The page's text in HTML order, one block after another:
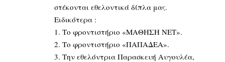
στέκονται εθελοντικά δίπλα μας.
Ειδικότερα :
1. Το φροντιστήριο «ΜΑΘΗΣΗ NET».
2. Το φροντιστήριο «ΠΑΠΑΔΕΑ».
3. Την εθελόντρια Παρασκευή Αυγουλέα,